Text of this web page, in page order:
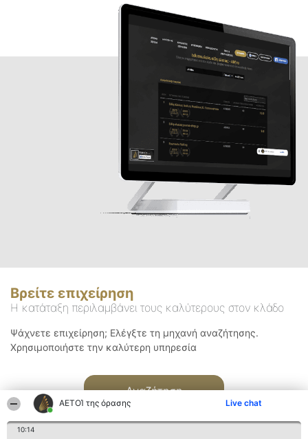
ΑΕΤΟΊ της όρασης Live chat
10:14
Βρείτε επιχείρηση
Η κατάταξη περιλαμβάνει τους καλύτερους στον κλάδο
Ψάχνετε επιχείρηση; Ελέγξτε τη μηχανή αναζήτησης.
Χρησιμοποιήστε την καλύτερη υπηρεσία
Αναζήτηση